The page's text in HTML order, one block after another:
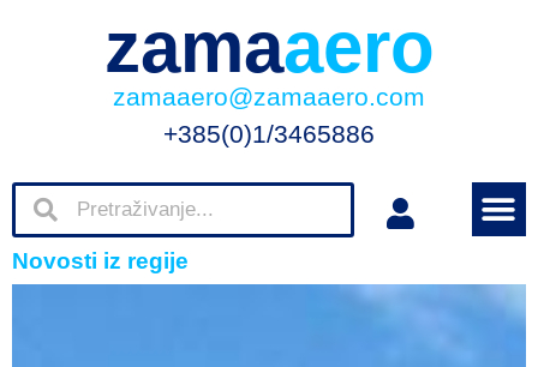
zamaaero
zamaaero@zamaaero.com
+385(0)1/3465886
Novosti iz regije